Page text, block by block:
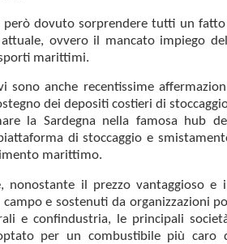
però dovuto sorprendere tutti un
attuale, ovvero il mancato impiego
marittimi.
sono anche recentissime
dei depositi costieri di
la Sardegna nella famosa hub
di stoccaggio e
marittimo.
nonostante il prezzo vantaggioso e
campo e sostenuti da organizzazioni
e confindustria, le principali
per un combustibile più caro